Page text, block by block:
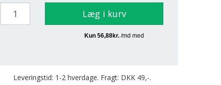
Læg i kurv
Leveringstid: 1-2 hverdage. Fragt: DKK 49,-.